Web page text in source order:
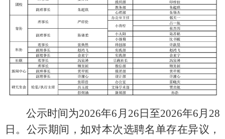
公示时间为2026年6月26日至2026年6月28
日。公示期间，如对本次选聘名单存在异议，